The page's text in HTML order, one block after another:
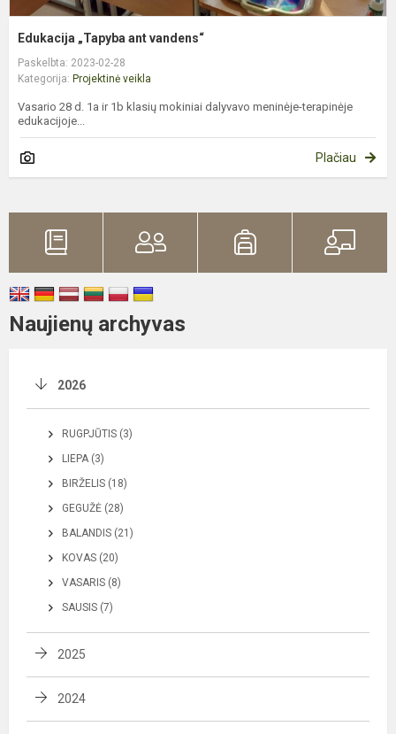
Edukacija „Tapyba ant vandens“
Paskelbta: 2023-02-28
Kategorija: Projektinė veikla
Vasario 28 d. 1a ir 1b klasių mokiniai dalyvavo meninėje-terapinėje
edukacijoje...
Plačiau
Naujienų archyvas
2026
RUGPJŪTIS (3)
LIEPA (3)
BIRŽELIS (18)
GEGUŽĖ (28)
BALANDIS (21)
KOVAS (20)
VASARIS (8)
SAUSIS (7)
2025
2024